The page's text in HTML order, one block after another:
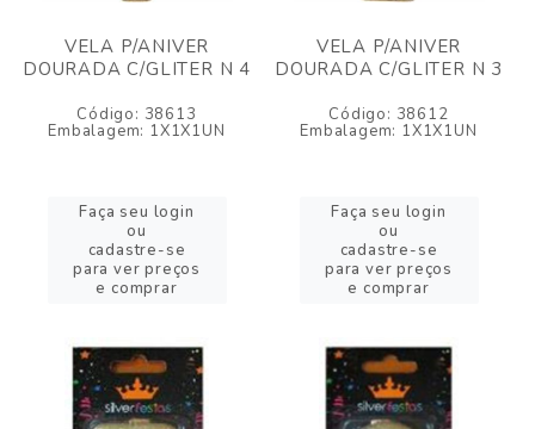
VELA P/ANIVER
DOURADA C/GLITER N 4
Código: 38613
Embalagem: 1X1X1UN
Faça seu login
ou
cadastre-se
para ver preços
e comprar
VELA P/ANIVER
DOURADA C/GLITER N 3
Código: 38612
Embalagem: 1X1X1UN
Faça seu login
ou
cadastre-se
para ver preços
e comprar